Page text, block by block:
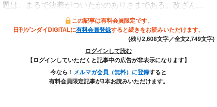
題は、まるで決着がついたかのありさまである。改ざん…
この記事は有料会員限定です。
日刊ゲンダイDIGITALに有料会員登録すると続きをお読みいただけます。
(残り2,608文字／全文2,749文字)
ログインして読む
【ログインしていただくと記事中の広告が非表示になります】
今なら！ メルマガ会員（無料）に登録すると
有料会員限定記事が3本お読みいただけます。